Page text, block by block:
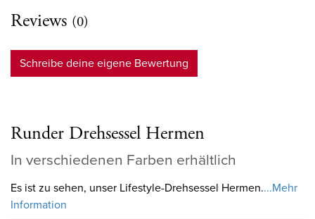
Reviews (0)
Schreibe deine eigene Bewertung
Runder Drehsessel Hermen
In verschiedenen Farben erhältlich
Es ist zu sehen, unser Lifestyle-Drehsessel Hermen....Mehr
Information